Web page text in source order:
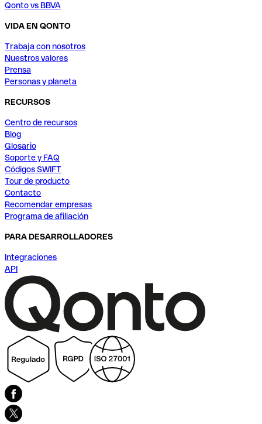
Qonto vs BBVA
VIDA EN QONTO
Trabaja con nosotros
Nuestros valores
Prensa
Personas y planeta
RECURSOS
Centro de recursos
Blog
Glosario
Soporte y FAQ
Códigos SWIFT
Tour de producto
Contacto
Recomendar empresas
Programa de afiliación
PARA DESARROLLADORES
Integraciones
API